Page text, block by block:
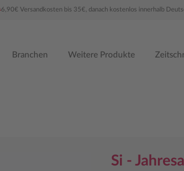
6,90€ Versandkosten bis 35€, danach kostenlos innerhalb
Branchen Weitere Produkte
Si -